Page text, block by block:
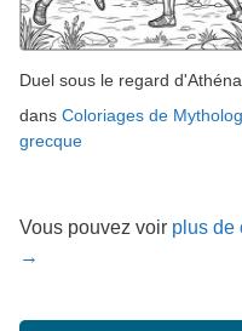
Duel sous le regard d'Athéna
dans Coloriages de
grecque
Vous pouvez voir plus de
→